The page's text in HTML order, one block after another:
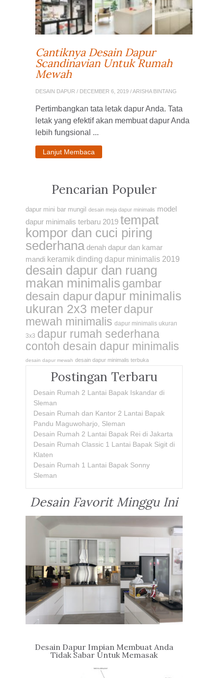
Cantiknya Desain Dapur
Scandinavian Untuk Rumah
Mewah
DESAIN DAPUR / DECEMBER 6, 2019 / ARISHA BINTANG
Pertimbangkan tata letak dapur Anda. Tata
letak yang efektif akan membuat dapur Anda
lebih fungsional ...
Lanjut Membaca
Pencarian Populer
dapur mini bar mungil desain meja dapur minimalis model
dapur minimalis terbaru 2019 tempat
kompor dan cuci piring
sederhana denah dapur dan kamar
mandi keramik dinding dapur minimalis 2019
desain dapur dan ruang
makan minimalis gambar
desain dapur dapur minimalis
ukuran 2x3 meter dapur
mewah minimalis dapur minimalis ukuran
3x3 dapur rumah sederhana
contoh desain dapur minimalis
desain dapur mewah desain dapur minimalis terbuka
Postingan Terbaru
Desain Rumah 2 Lantai Bapak Iskandar di
Sleman
Desain Rumah dan Kantor 2 Lantai Bapak
Pandu Maguwoharjo, Sleman
Desain Rumah 2 Lantai Bapak Rei di Jakarta
Desain Rumah Classic 1 Lantai Bapak Sigit di
Klaten
Desain Rumah 1 Lantai Bapak Sonny
Sleman
Desain Favorit Minggu Ini
Desain Dapur Impian Membuat Anda
Tidak Sabar Untuk Memasak